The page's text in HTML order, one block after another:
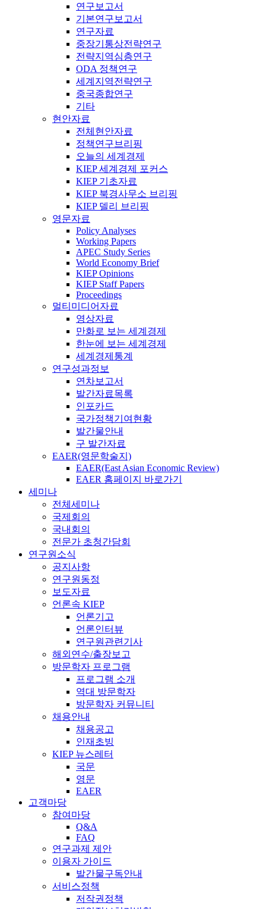
연구보고서
기본연구보고서
연구자료
중장기통상전략연구
전략지역심층연구
ODA 정책연구
세계지역전략연구
중국종합연구
기타
현안자료
전체현안자료
정책연구브리핑
오늘의 세계경제
KIEP 세계경제 포커스
KIEP 기초자료
KIEP 북경사무소 브리핑
KIEP 델리 브리핑
영문자료
Policy Analyses
Working Papers
APEC Study Series
World Economy Brief
KIEP Opinions
KIEP Staff Papers
Proceedings
멀티미디어자료
영상자료
만화로 보는 세계경제
한눈에 보는 세계경제
세계경제통계
연구성과정보
연차보고서
발간자료목록
인포카드
국가정책기여현황
발간물안내
구 발간자료
EAER(영문학술지)
EAER(East Asian Economic Review)
EAER 홈페이지 바로가기
세미나
전체세미나
국제회의
국내회의
전문가 초청간담회
연구원소식
공지사항
연구원동정
보도자료
언론속 KIEP
언론기고
언론인터뷰
연구원관련기사
해외연수/출장보고
방문학자 프로그램
프로그램 소개
역대 방문학자
방문학자 커뮤니티
채용안내
채용공고
인재초빙
KIEP 뉴스레터
국문
영문
EAER
고객마당
참여마당
Q&A
FAQ
연구과제 제안
이용자 가이드
발간물구독안내
서비스정책
저작권정책